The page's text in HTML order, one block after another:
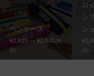
ペンケース
¥2,420 ～ ¥2,640(税
込)
ロ
シ
シ
込)